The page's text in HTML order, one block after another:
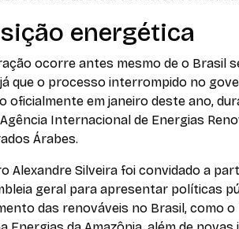
energética
ocorre antes mesmo de o Brasil
que o processo interrompido no
oficialmente em janeiro deste ano,
Internacional de Energias
Árabes.
Alexandre Silveira foi convidado a
geral para apresentar políticas
das renováveis no Brasil, como o